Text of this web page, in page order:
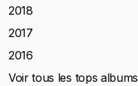
2018
2017
2016
Voir tous les tops albums